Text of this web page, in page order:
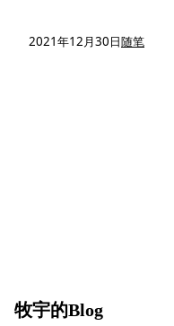
2021年12月30日随笔
牧宇的Blog